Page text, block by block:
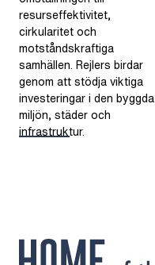
resurseffektivitet,
cirkularitet och
motståndskraftiga
samhällen. Rejlers birdar
genom att stödja viktiga
investeringar i den byggda
miljön, städer och
infrastruktur.